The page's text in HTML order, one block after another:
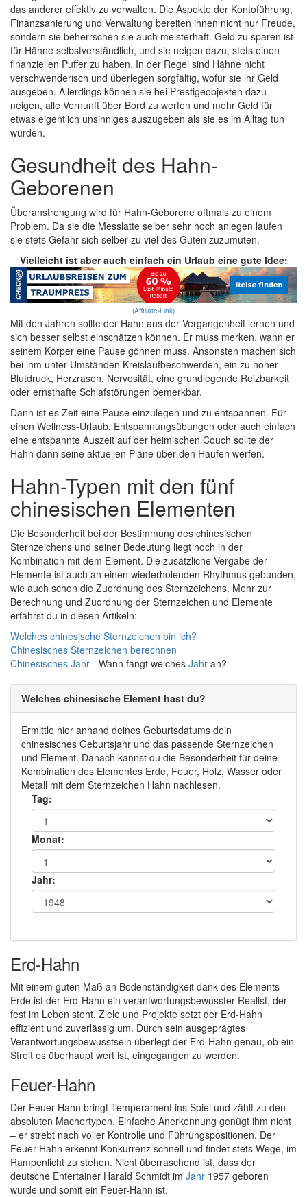
das anderer effektiv zu verwalten. Die Aspekte der Kontoführung,
Finanzsanierung und Verwaltung bereiten ihnen nicht nur Freude,
sondern sie beherrschen sie auch meisterhaft. Geld zu sparen ist
für Hähne selbstverständlich, und sie neigen dazu, stets einen
finanziellen Puffer zu haben. In der Regel sind Hähne nicht
verschwenderisch und überlegen sorgfältig, wofür sie ihr Geld
ausgeben. Allerdings können sie bei Prestigeobjekten dazu
neigen, alle Vernunft über Bord zu werfen und mehr Geld für
etwas eigentlich unsinniges auszugeben als sie es im Alltag tun
würden.
Gesundheit des Hahn-
Geborenen
Überanstrengung wird für Hahn-Geborene oftmals zu einem
Problem. Da sie die Messlatte selber sehr hoch anlegen laufen
sie stets Gefahr sich selber zu viel des Guten zuzumuten.
Vielleicht ist aber auch einfach ein Urlaub eine gute Idee:
(Affiliate-Link)
Mit den Jahren sollte der Hahn aus der Vergangenheit lernen und
sich besser selbst einschätzen können. Er muss merken, wann er
seinem Körper eine Pause gönnen muss. Ansonsten machen sich
bei ihm unter Umständen Kreislaufbeschwerden, ein zu hoher
Blutdruck, Herzrasen, Nervosität, eine grundlegende Reizbarkeit
oder ernsthafte Schlafstörungen bemerkbar.
Dann ist es Zeit eine Pause einzulegen und zu entspannen. Für
einen Wellness-Urlaub, Entspannungsübungen oder auch einfach
eine entspannte Auszeit auf der heimischen Couch sollte der
Hahn dann seine aktuellen Pläne über den Haufen werfen.
Hahn-Typen mit den fünf
chinesischen Elementen
Die Besonderheit bei der Bestimmung des chinesischen
Sternzeichens und seiner Bedeutung liegt noch in der
Kombination mit dem Element. Die zusätzliche Vergabe der
Elemente ist auch an einen wiederholenden Rhythmus gebunden,
wie auch schon die Zuordnung des Sternzeichens. Mehr zur
Berechnung und Zuordnung der Sternzeichen und Elemente
erfährst du in diesen Artikeln:
Welches chinesische Sternzeichen bin ich?
Chinesisches Sternzeichen berechnen
Chinesisches Jahr - Wann fängt welches Jahr an?
Welches chinesische Element hast du?
Ermittle hier anhand deines Geburtsdatums dein
chinesisches Geburtsjahr und das passende Sternzeichen
und Element. Danach kannst du die Besonderheit für deine
Kombination des Elementes Erde, Feuer, Holz, Wasser oder
Metall mit dem Sternzeichen Hahn nachlesen.
Tag:
Monat:
Jahr:
Erd-Hahn
Mit einem guten Maß an Bodenständigkeit dank des Elements
Erde ist der Erd-Hahn ein verantwortungsbewusster Realist, der
fest im Leben steht. Ziele und Projekte setzt der Erd-Hahn
effizient und zuverlässig um. Durch sein ausgeprägtes
Verantwortungsbewusstsein überlegt der Erd-Hahn genau, ob ein
Streit es überhaupt wert ist, eingegangen zu werden.
Feuer-Hahn
Der Feuer-Hahn bringt Temperament ins Spiel und zählt zu den
absoluten Machertypen. Einfache Anerkennung genügt ihm nicht
– er strebt nach voller Kontrolle und Führungspositionen. Der
Feuer-Hahn erkennt Konkurrenz schnell und findet stets Wege, im
Rampenlicht zu stehen. Nicht überraschend ist, dass der
deutsche Entertainer Harald Schmidt im Jahr 1957 geboren
wurde und somit ein Feuer-Hahn ist.